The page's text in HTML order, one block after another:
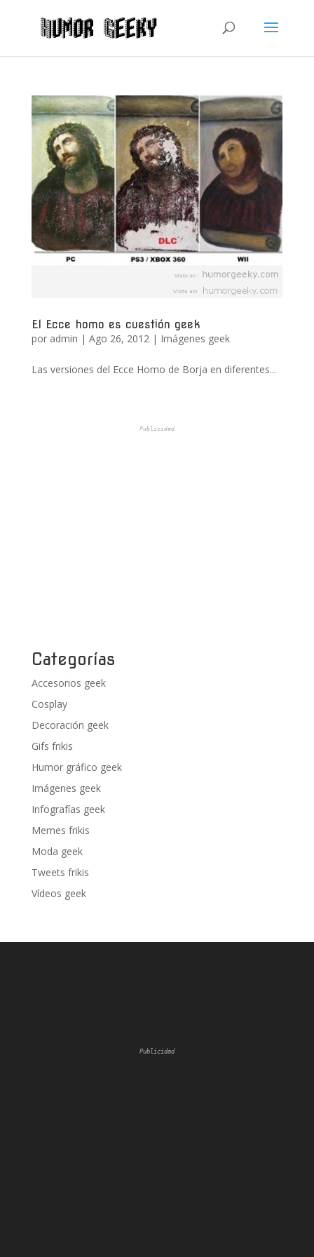
El Ecce homo es cuestión geek
por admin | Ago 26, 2012| Imágenes geek
Las versiones del Ecce Homo de Borja en diferentes...
Publicidad
Categorías
Accesorios geek
Cosplay
Decoración geek
Gifs frikis
Humor gráfico geek
Imágenes geek
Infografías geek
Memes frikis
Moda geek
Tweets frikis
Vídeos geek
Publicidad